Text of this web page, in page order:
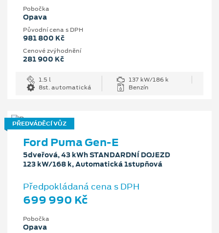
Pobočka
Opava
Původní cena s DPH
981 800 Kč
Cenové zvýhodnění
281 900 Kč
1.5 l
137 kW/186 k
8st. automatická
Benzín
PŘEDVÁDĚCÍ VŮZ
Ford Puma Gen-E
5dveřová, 43 kWh STANDARDNÍ DOJEZD
123 kW/168 k, Automatická 1stupňová
Předpokládaná cena s DPH
699 990 Kč
Pobočka
Opava